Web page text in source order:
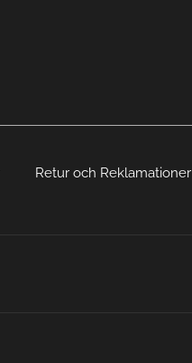
Retur och Reklamationer